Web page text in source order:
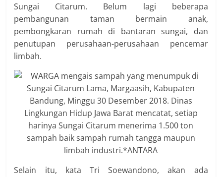
Sungai Citarum. Belum lagi beberapa
pembangunan taman bermain anak,
pembongkaran rumah di bantaran sungai, dan
penutupan perusahaan-perusahaan pencemar
limbah.
Selain itu, kata Tri Soewandono, akan ada